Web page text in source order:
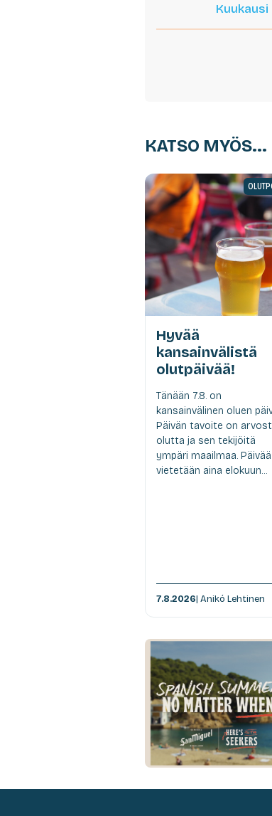
KATSO MYÖS...
Hyvää
kansainvälistä
olutpäivää!
Tänään 7.8. on
kansainvälinen oluen
Päivän tavoite on
olutta ja sen tekijöitä
ympäri maailmaa. Päivää
vietetään aina elokuun...
7.8.2026| Anikó Lehtinen